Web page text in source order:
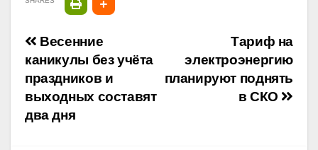
Навигация
по
записям
Тариф на
электроэнергию
планируют поднять
в СКО
Весенние
каникулы без учёта
праздников и
выходных составят
два дня